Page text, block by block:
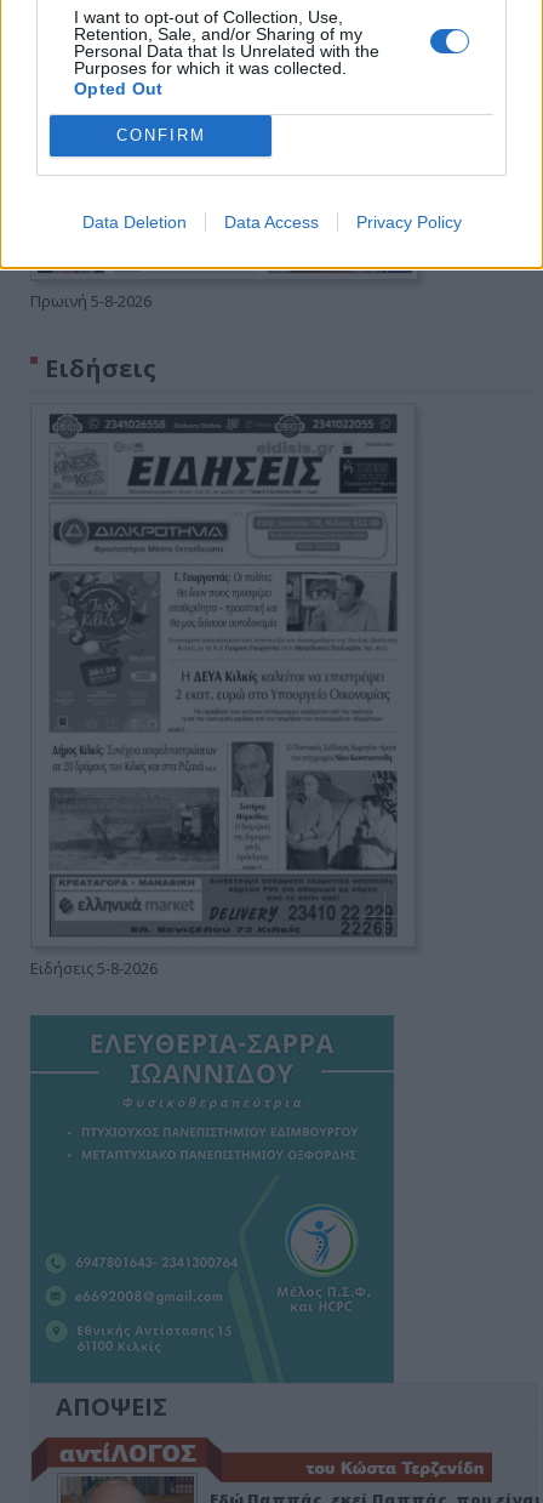
I want to opt-out of Collection, Use,
Retention, Sale, and/or Sharing of my
Personal Data that Is Unrelated with the
Purposes for which it was collected.
Opted Out
CONFIRM
Data Deletion Data Access Privacy Policy
Πρωινή 5-8-2026
Ειδήσεις
Ειδήσεις 5-8-2026
ΑΠΟΨΕΙΣ